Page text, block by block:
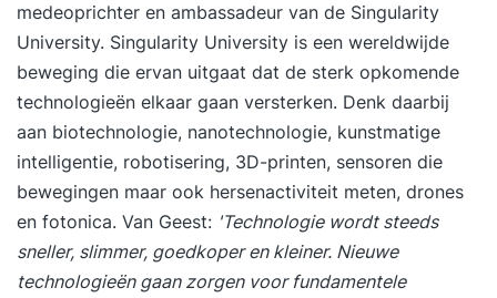
medeoprichter en ambassadeur van de Singularity
University. Singularity University is een wereldwijde
beweging die ervan uitgaat dat de sterk opkomende
technologieën elkaar gaan versterken. Denk daarbij
aan biotechnologie, nanotechnologie, kunstmatige
intelligentie, robotisering, 3D-printen, sensoren die
bewegingen maar ook hersenactiviteit meten, drones
en fotonica. Van Geest: 'Technologie wordt steeds
sneller, slimmer, goedkoper en kleiner. Nieuwe
technologieën gaan zorgen voor fundamentele